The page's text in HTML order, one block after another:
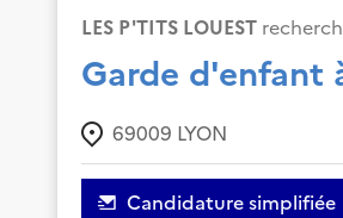
LES P'TITS LOUEST
Garde d'enfant
69009 LYON
Candidature simplifiée